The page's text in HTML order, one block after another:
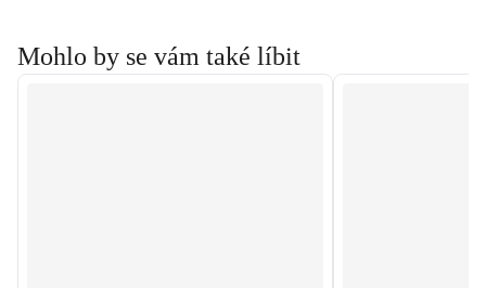
Mohlo by se vám také líbit